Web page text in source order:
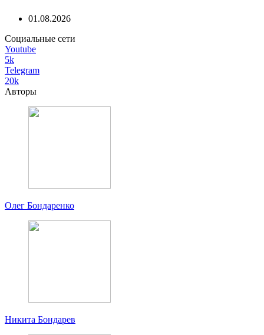
01.08.2026
Социальные сети
Youtube
5k
Telegram
20k
Авторы
Олег Бондаренко
Никита Бондарев